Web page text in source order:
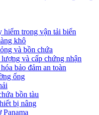
hiểm trong vận tải biển
khô
và bồn chứa
và cấp chứng nhận
bảo đảm an toàn
ống
bồn tàu
bị nâng